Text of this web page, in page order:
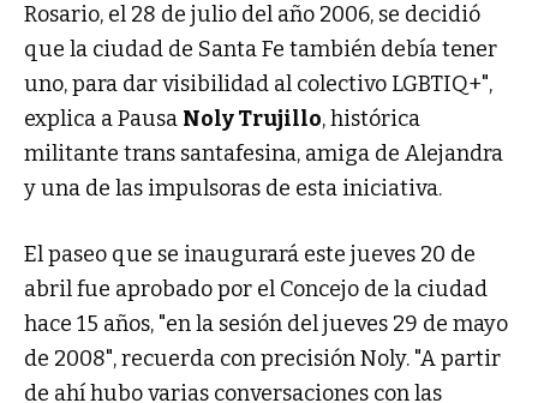
Rosario, el 28 de julio del año 2006, se decidió
que la ciudad de Santa Fe también debía tener
uno, para dar visibilidad al colectivo LGBTIQ+",
explica a Pausa Noly Trujillo, histórica
militante trans santafesina, amiga de Alejandra
y una de las impulsoras de esta iniciativa.
El paseo que se inaugurará este jueves 20 de
abril fue aprobado por el Concejo de la ciudad
hace 15 años, "en la sesión del jueves 29 de mayo
de 2008", recuerda con precisión Noly. "A partir
de ahí hubo varias conversaciones con las